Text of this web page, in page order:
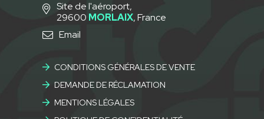
Site de l'aéroport,
29600 MORLAIX, France
Email
CONDITIONS GÉNÉRALES DE VENTE
DEMANDE DE RÉCLAMATION
MENTIONS LÉGALES